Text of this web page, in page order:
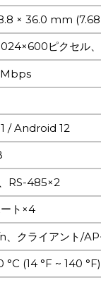
× 36.0 mm
ピクセル
Mbps
/ Android 12
RS-485×2
ト×4
、クライアント/AP
°C (14 °F ~ 140 °F)